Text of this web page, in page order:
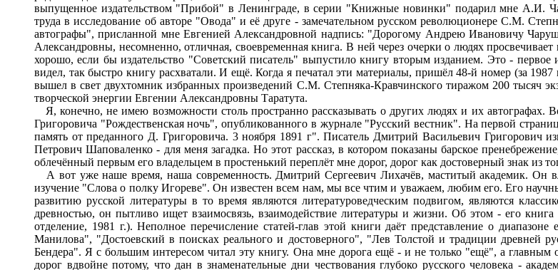
выпущенное издательством "Прибой" в Ленинграде, в серии "Книжные новинки" подарил мне А.И.
труда в исследование об авторе "Овода" и её друге - замечательном русском революционере С.М.
автографы", присланной мне Евгенией Александровной надпись: "Дорогому Андрею Ивановичу
Александровны, несомненно, отличная, своевременная книга. В ней через очерки о людях
хорошо, если бы издательство "Советский писатель" выпустило книгу вторым изданием. Это -
видел, так быстро книгу расхватали. И ещё. Когда я печатал эти материалы, пришёл 48-й номер (за
вышел в свет двухтомник избранных произведений С.М. Степняка-Кравчинского тиражом 200 тысяч
творческой энергии Евгении Александровны Таратута.
Я, конечно, не имею возможности столь пространно рассказывать о других людях и их автографах.
Григоровича "Рождественская ночь", опубликованного в журнале "Русский вестник". На первой
память от преданного Д. Григоровича. 3 ноября 1891 г". Писатель Дмитрий Васильевич Григорович
Петрович Шаповаленко - для меня загадка. Но этот рассказ, в котором показаны барское
облечённый первым его владельцем в простенький переплёт мне дорог, дорог как достоверный знак из
А вот уже наше время, наша современность. Дмитрий Сергеевич Лихачёв, маститый академик. Он
изучение "Слова о полку Игореве". Он известен всем нам, мы все чтим и уважаем, любим его. Его
развитию русской литературы в то время являются литературоведческим подвигом, являются
древностью, он пытливо ищет взаимосвязь, взаимодействие литературы и жизни. Об этом - его
отделение, 1981 г.). Неполное перечисление статей-глав этой книги даёт представление о
Манилова", "Достоевский в поисках реального и достоверного", "Лев Толстой и традиции древней
Бендера". Я с большим интересом читал эту книгу. Она мне дорога ещё - и не только "ещё", а главным
дорог вдвойне потому, что дан в знаменательные дни чествования глубоко русского человека -